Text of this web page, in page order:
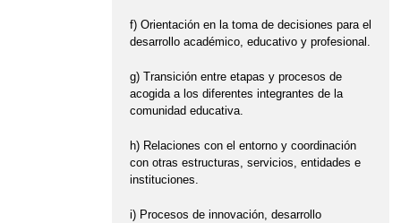
f) Orientación en la toma de decisiones para el
desarrollo académico, educativo y profesional.
g) Transición entre etapas y procesos de
acogida a los diferentes integrantes de la
comunidad educativa.
h) Relaciones con el entorno y coordinación
con otras estructuras, servicios, entidades e
instituciones.
i) Procesos de innovación, desarrollo